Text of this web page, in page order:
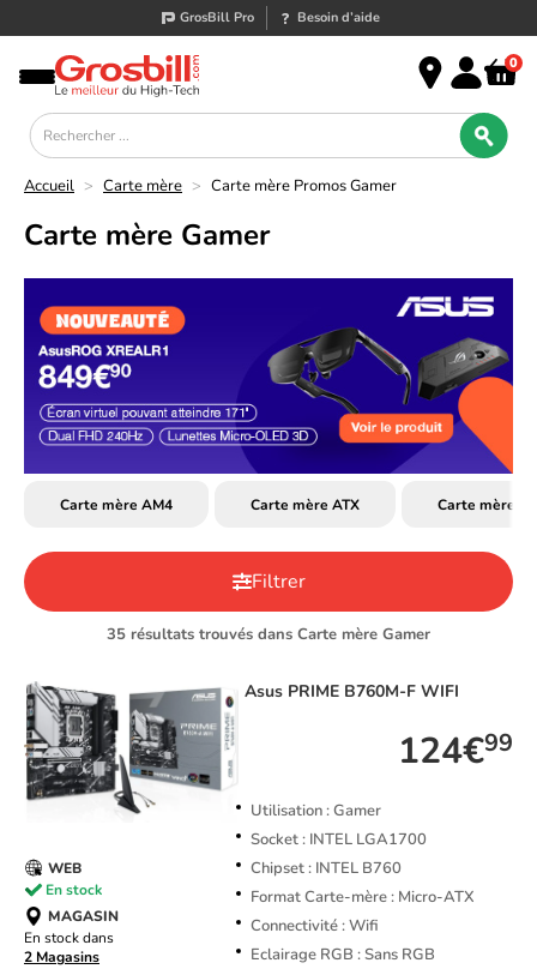
GrosBill Pro Besoin d’aide
0
Accueil > Carte mère > Carte mère Promos Gamer
Carte mère Gamer
Carte mère AM4 Carte mère ATX Carte mère
35 résultats trouvés dans Carte mère Gamer
Filtrer
Asus PRIME B760M-F WIFI
124€99
Utilisation : Gamer
Socket : INTEL LGA1700
Chipset : INTEL B760
Format Carte-mère : Micro-ATX
Connectivité : Wifi
Eclairage RGB : Sans RGB
WEB
En stock
MAGASIN
En stock dans
2 Magasins